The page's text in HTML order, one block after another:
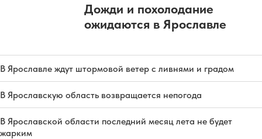
Дожди и похолодание
ожидаются в Ярославле
В Ярославле ждут штормовой ветер с ливнями и градом
В Ярославскую область возвращается непогода
В Ярославской области последний месяц лета не будет
жарким